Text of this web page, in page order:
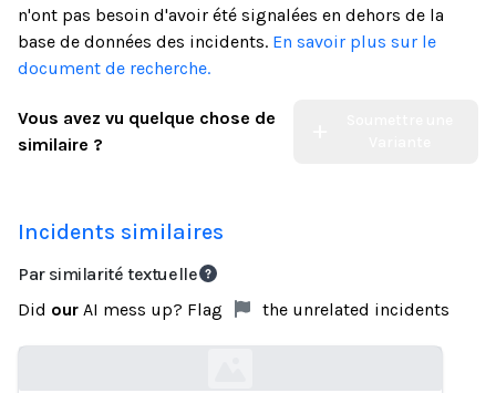
n'ont pas besoin d'avoir été signalées en dehors de la
base de données des incidents. En savoir plus sur le
document de recherche.
Vous avez vu quelque chose de
similaire ?
Incidents similaires
Par similarité textuelle
Did our AI mess up? Flag the unrelated incidents